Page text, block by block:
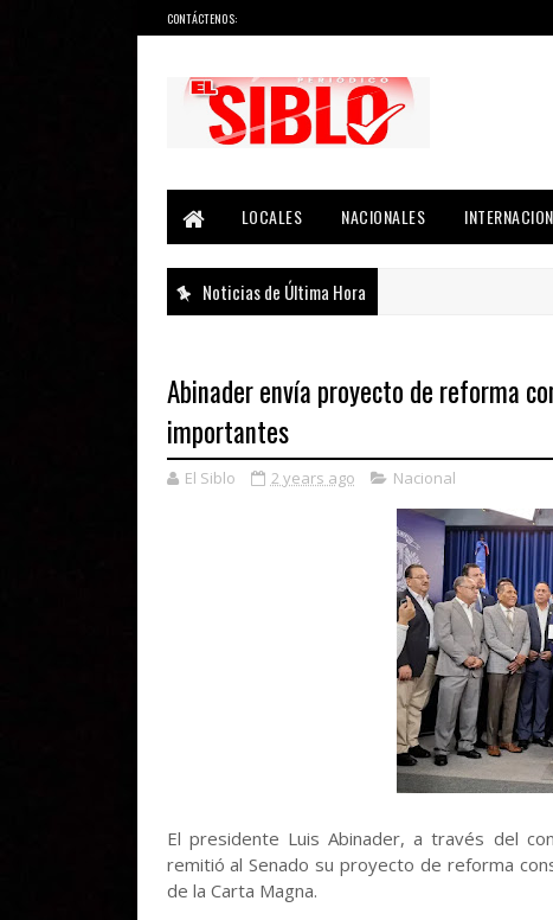
CONTÁCTENOS:
LOCALES
NACIONALES
Noticias de Última Hora
Abinader envía proyecto de reforma
importantes
El Siblo 2 years ago Nacional
El presidente Luis Abinader, a través del
remitió al Senado su proyecto de reforma
de la Carta Magna.